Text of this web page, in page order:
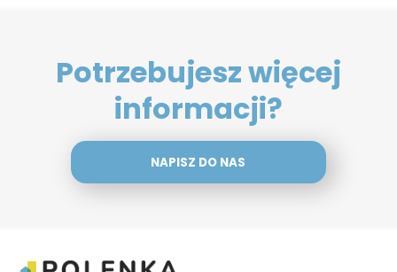
Potrzebujesz więcej
informacji?
NAPISZ DO NAS